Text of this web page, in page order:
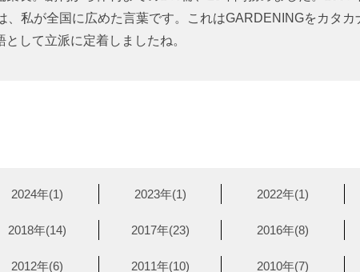
、私が全国に広めた言葉です。これはGARDENINGをカタカ
して立派に定着しましたね。
2024年(1) 2023年(1) 2022年(1)
2018年(14) 2017年(23) 2016年(8)
2012年(6) 2011年(10) 2010年(7)